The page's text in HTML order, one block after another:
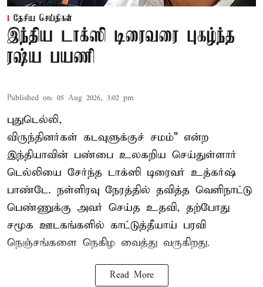
தேசிய செய்திகள்
இந்திய டாக்ஸி டிரைவரை புகழ்ந்த
ரஷ்ய பயணி
Published on: 05 Aug 2026, 3:02 pm
புதுடெல்லி,
விருந்தினர்கள் கடவுளுக்குச் சமம்" என்ற
இந்தியாவின் பண்பை உலகறிய செய்துள்ளார்
டெல்லியை சேர்ந்த டாக்ஸி டிரைவர் உத்கர்ஷ்
பாண்டே. நள்ளிரவு நேரத்தில் தவித்த வெளிநாட்டு
பெண்ணுக்கு அவர் செய்த உதவி, தற்போது
சமூக ஊடகங்களில் காட்டுத்தீயாய் பரவி
நெஞ்சங்களை நெகிழ வைத்து வருகிறது.
Read More